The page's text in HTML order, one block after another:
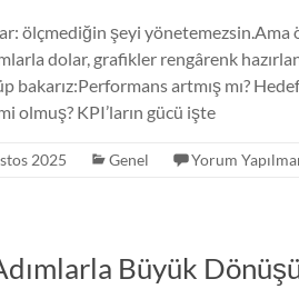
ölçmediğin şeyi yönetemezsin.Ama
dolar, grafikler rengârenk
artmış mı?
olmuş? KPI’ların gücü işte
2025 Genel Yorum
Büyük